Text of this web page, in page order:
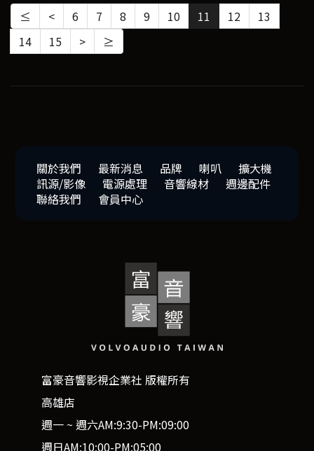
≤ < 6 7 8 9 10 11 12
13
14
15 > ≥
關於我們 最新消息 品牌 喇叭
擴大機
訊源/影像
電源處理 音響線材
週邊配件
聯絡我們
會員中心
富豪音響影視企業社 版權所有
高雄店
週一 ~ 週六AM:9:30-PM:09:00
週日AM:10:00-PM:05:00